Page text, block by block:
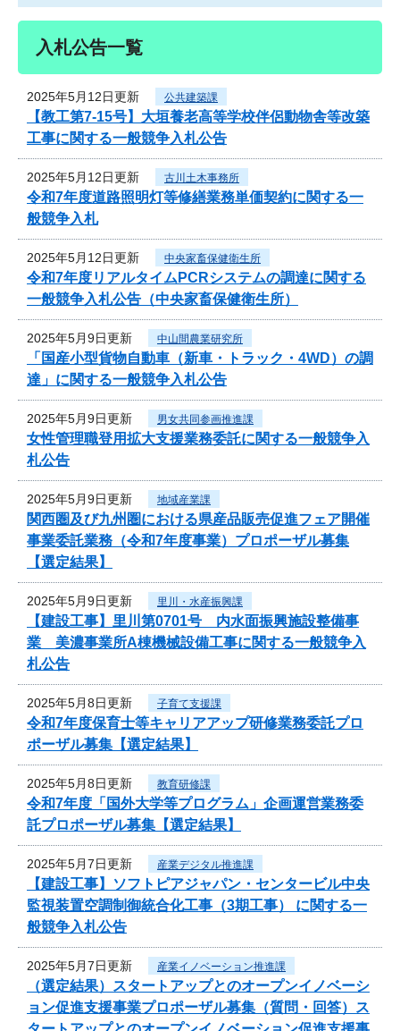
入札公告一覧
2025年5月12日更新 公共建築課
【教工第7-15号】大垣養老高等学校伴侶動物舎等改築
工事に関する一般競争入札公告
2025年5月12日更新 古川土木事務所
令和7年度道路照明灯等修繕業務単価契約に関する一
般競争入札
2025年5月12日更新 中央家畜保健衛生所
令和7年度リアルタイムPCRシステムの調達に関する
一般競争入札公告（中央家畜保健衛生所）
2025年5月9日更新 中山間農業研究所
「国産小型貨物自動車（新車・トラック・4WD）の調
達」に関する一般競争入札公告
2025年5月9日更新 男女共同参画推進課
女性管理職登用拡大支援業務委託に関する一般競争入
札公告
2025年5月9日更新 地域産業課
関西圏及び九州圏における県産品販売促進フェア開催
事業委託業務（令和7年度事業）プロポーザル募集
【選定結果】
2025年5月9日更新 里川・水産振興課
【建設工事】里川第0701号 内水面振興施設整備事
業 美濃事業所A棟機械設備工事に関する一般競争入
札公告
2025年5月8日更新 子育て支援課
令和7年度保育士等キャリアアップ研修業務委託プロ
ポーザル募集【選定結果】
2025年5月8日更新 教育研修課
令和7年度「国外大学等プログラム」企画運営業務委
託プロポーザル募集【選定結果】
2025年5月7日更新 産業デジタル推進課
【建設工事】ソフトピアジャパン・センタービル中央
監視装置空調制御統合化工事（3期工事） に関する一
般競争入札公告
2025年5月7日更新 産業イノベーション推進課
（選定結果）スタートアップとのオープンイノベーシ
ョン促進支援事業プロポーザル募集（質問・回答）ス